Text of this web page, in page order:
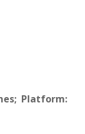
Platform: